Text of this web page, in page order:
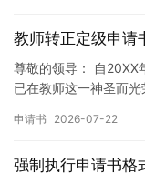
教师转正定级申请
尊敬的领导： 自20XX
已在教师这一神圣而
申请书 2026-07-22
强制执行申请书格